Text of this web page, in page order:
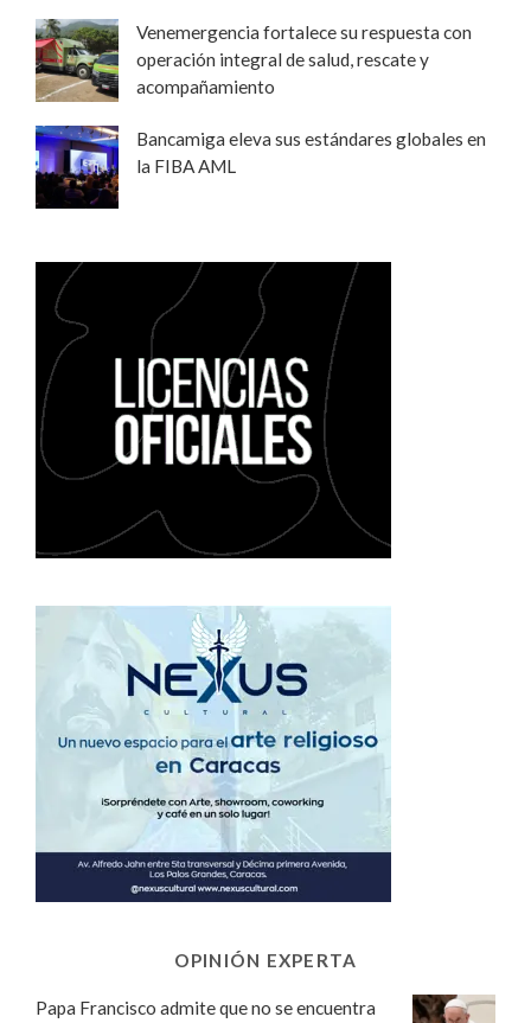
Venemergencia fortalece su respuesta con
operación integral de salud, rescate y
acompañamiento
Bancamiga eleva sus estándares globales en
la FIBA AML
OPINIÓN EXPERTA
Papa Francisco admite que no se encuentra